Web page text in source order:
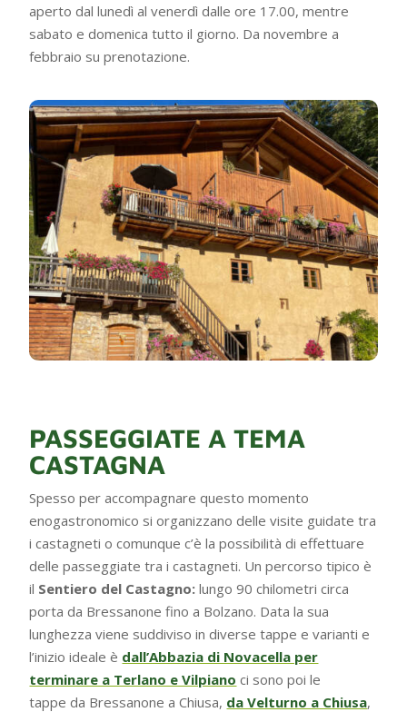
aperto dal lunedì al venerdì dalle ore 17.00, mentre
sabato e domenica tutto il giorno. Da novembre a
febbraio su prenotazione.
PASSEGGIATE A TEMA
CASTAGNA
Spesso per accompagnare questo momento
enogastronomico si organizzano delle visite guidate tra
i castagneti o comunque c’è la possibilità di effettuare
delle passeggiate tra i castagneti. Un percorso tipico è
il Sentiero del Castagno: lungo 90 chilometri circa
porta da Bressanone fino a Bolzano. Data la sua
lunghezza viene suddiviso in diverse tappe e varianti e
l’inizio ideale è dall’Abbazia di Novacella per
terminare a Terlano e Vilpiano ci sono poi le
tappe da Bressanone a Chiusa, da Velturno a Chiusa,